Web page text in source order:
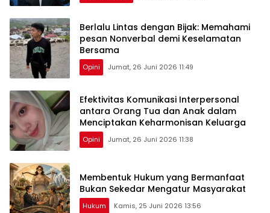
Berlalu Lintas dengan Bijak: Memahami
pesan Nonverbal demi Keselamatan
Bersama
Opini Jumat, 26 Juni 2026 11:49
Efektivitas Komunikasi Interpersonal
antara Orang Tua dan Anak dalam
Menciptakan Keharmonisan Keluarga
Opini Jumat, 26 Juni 2026 11:38
Membentuk Hukum yang Bermanfaat
Bukan Sekedar Mengatur Masyarakat
Hukum Kamis, 25 Juni 2026 13:56